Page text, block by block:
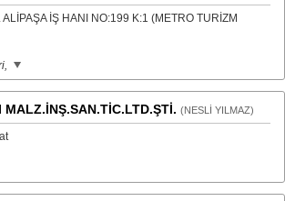
ALİPAŞA İŞ HANI NO:199 K:1 (METRO TURİZM
MALZ.İNŞ.SAN.TİC.LTD.ŞTİ. (NESLİ YILMAZ)